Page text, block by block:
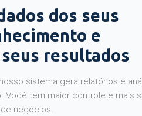
dos seus
e
resultados
sistema gera relatórios e
Você tem maior controle e mais
negócios.